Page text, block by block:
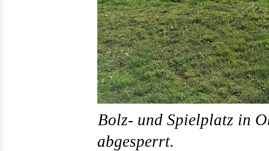
Bolz- und Spielplatz in
abgesperrt.